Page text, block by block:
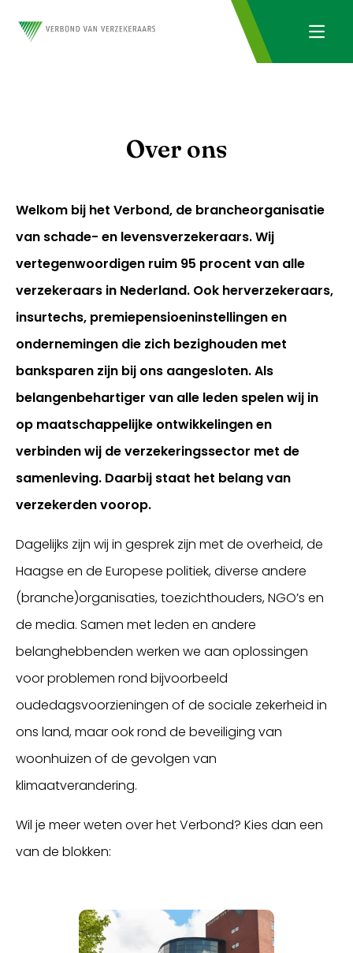
Over ons
Welkom bij het Verbond, de brancheorganisatie
van schade- en levensverzekeraars. Wij
vertegenwoordigen ruim 95 procent van alle
verzekeraars in Nederland. Ook herverzekeraars,
insurtechs, premiepensioeninstellingen en
ondernemingen die zich bezighouden met
banksparen zijn bij ons aangesloten. Als
belangenbehartiger van alle leden spelen wij in
op maatschappelijke ontwikkelingen en
verbinden wij de verzekeringssector met de
samenleving. Daarbij staat het belang van
verzekerden voorop.
Dagelijks zijn wij in gesprek zijn met de overheid, de
Haagse en de Europese politiek, diverse andere
(branche)organisaties, toezichthouders, NGO’s en
de media. Samen met leden en andere
belanghebbenden werken we aan oplossingen
voor problemen rond bijvoorbeeld
oudedagsvoorzieningen of de sociale zekerheid in
ons land, maar ook rond de beveiliging van
woonhuizen of de gevolgen van
klimaatverandering.
Wil je meer weten over het Verbond? Kies dan een
van de blokken: